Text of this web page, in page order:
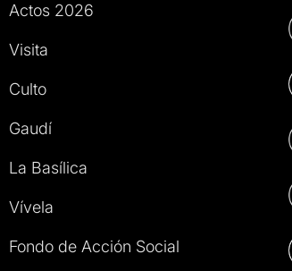
Actos 2026
Visita
Culto
Gaudí
La Basílica
Vívela
Fondo de Acción Social